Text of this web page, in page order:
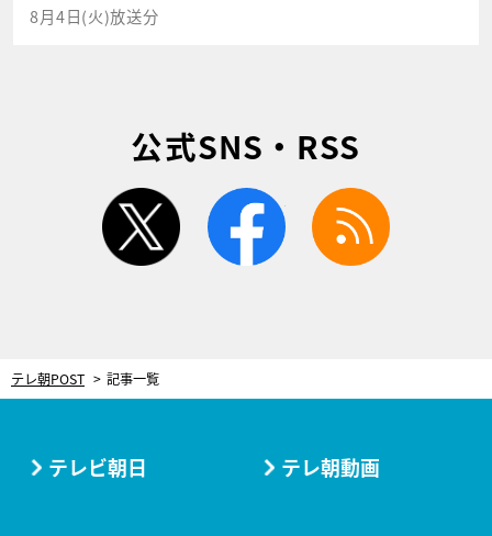
8月4日(火)放送分
公式SNS・RSS
twitter facebook
テレ朝POST 記事一覧
テレビ朝日 テレ朝動画